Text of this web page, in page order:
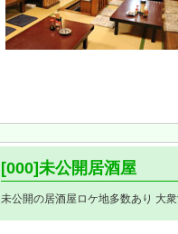
[000]未公開居酒屋
未公開の居酒屋ロケ地多数あり 大